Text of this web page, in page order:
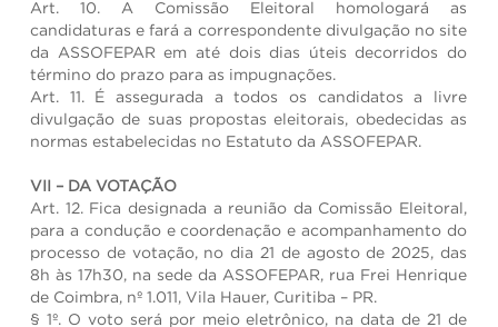
Art. 10. A Comissão Eleitoral homologará as
candidaturas e fará a correspondente divulgação no site
da ASSOFEPAR em até dois dias úteis decorridos do
término do prazo para as impugnações.
Art. 11. É assegurada a todos os candidatos a livre
divulgação de suas propostas eleitorais, obedecidas as
normas estabelecidas no Estatuto da ASSOFEPAR.
VII – DA VOTAÇÃO
Art. 12. Fica designada a reunião da Comissão Eleitoral,
para a condução e coordenação e acompanhamento do
processo de votação, no dia 21 de agosto de 2025, das
8h às 17h30, na sede da ASSOFEPAR, rua Frei Henrique
de Coimbra, nº 1.011, Vila Hauer, Curitiba – PR.
§ 1º. O voto será por meio eletrônico, na data de 21 de